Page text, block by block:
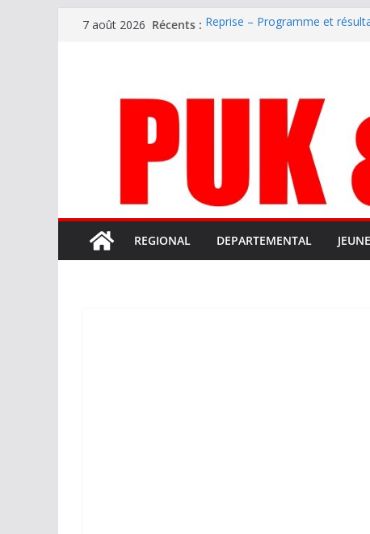
Passer7 août 2026 Récents : Reprise – Programme et
terrain d’expression au HOFC
REGIONAL DEPARTEMENTAL